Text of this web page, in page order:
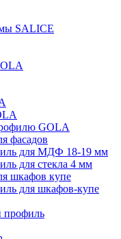
SALICE
GOLA
фасадов
для МДФ 18-19 мм
для стекла 4 мм
шкафов купе
для шкафов-купе
профиль